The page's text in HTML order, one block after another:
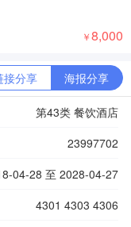
￥8,000
接分享 海报分享
第43类 餐饮酒店
23997702
04-28 至 2028-04-27
4301 4303 4306